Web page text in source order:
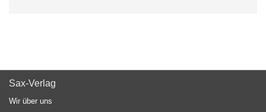
Sax-Verlag
Wir über uns